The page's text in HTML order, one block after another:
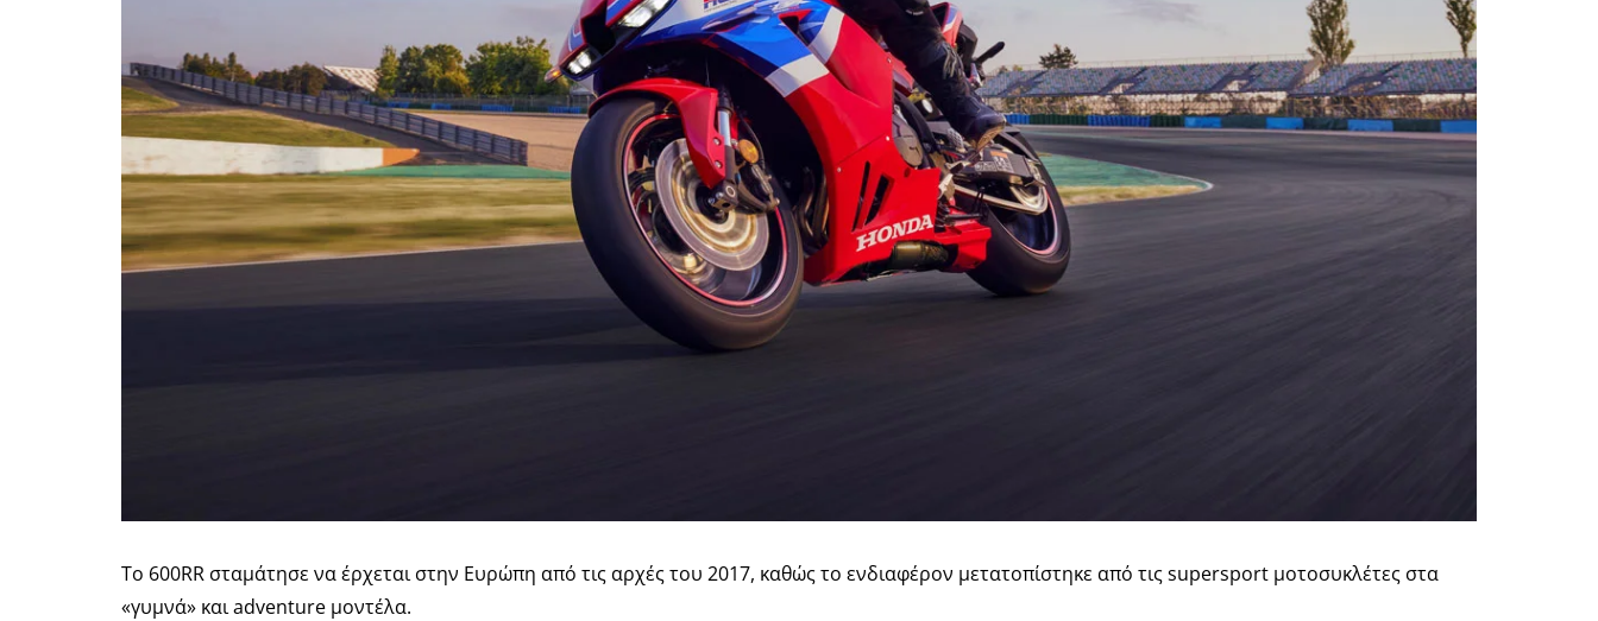
Το 600RR σταμάτησε να έρχεται στην Ευρώπη από τις αρχές του 2017, καθώς το ενδιαφέρον μετατοπίστηκε από τις supersport μοτοσυκλέτες στα
«γυμνά» και adventure μοντέλα.